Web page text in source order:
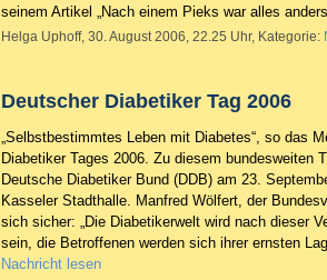
seinem Artikel „Nach einem Pieks war alles
Helga Uphoff, 30. August 2006, 22.25 Uhr, Kategorie:
Deutscher Diabetiker Tag 2006
„Selbstbestimmtes Leben mit Diabetes“, so das
Diabetiker Tages 2006. Zu diesem bundesweiten
Deutsche Diabetiker Bund (DDB) am 23.
Kasseler Stadthalle. Manfred Wölfert, der
sich sicher: „Die Diabetikerwelt wird nach dieser
sein, die Betroffenen werden sich ihrer ernsten
Nachricht lesen